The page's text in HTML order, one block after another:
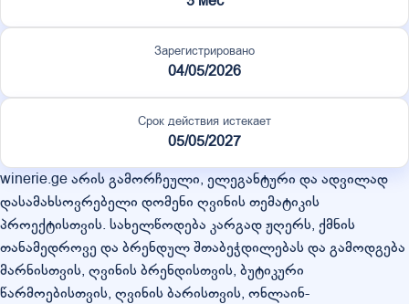
Зарегистрировано
04/05/2026
Срок действия истекает
05/05/2027
winerie.ge არის გამორჩეული, ელეგანტური და ადვილად
დასამახსოვრებელი დომენი ღვინის თემატიკის
პროექტისთვის. სახელწოდება კარგად ჟღერს, ქმნის
თანამედროვე და ბრენდულ შთაბეჭდილებას და გამოდგება
მარნისთვის, ღვინის ბრენდისთვის, ბუტიკური
წარმოებისთვის, ღვინის ბარისთვის, ონლაინ-